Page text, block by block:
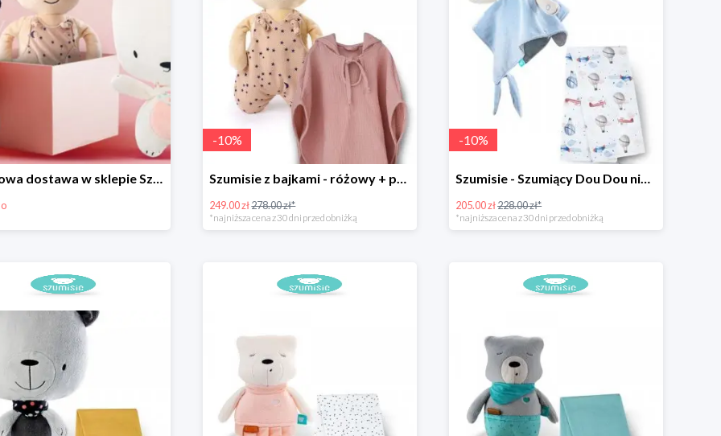
Darmowa dostawa w sklepie Szumisie
-10%
Szumisie z bajkami - różowy + ponczo
249.00 zł278.00 zł*
*najniższa cena z 30 dni przed obniżką
-10%
Szumisie - Szumiący Dou Dou niebieski + otulacz
205.00 zł228.00 zł*
*najniższa cena z 30 dni przed obniżką